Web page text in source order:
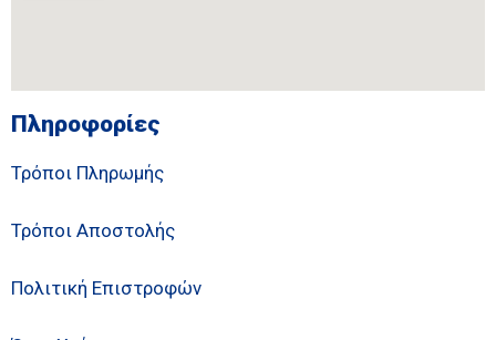
Πληροφορίες
Τρόποι Πληρωμής
Τρόποι Αποστολής
Πολιτική Επιστροφών